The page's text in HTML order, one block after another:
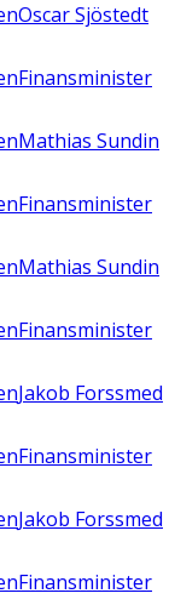
Oscar Sjöstedt
Finansminister
Mathias Sundin
Finansminister
Mathias Sundin
Finansminister
Jakob Forssmed
Finansminister
Jakob Forssmed
Finansminister